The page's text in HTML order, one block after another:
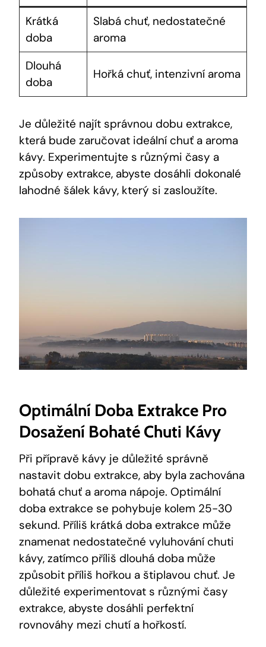
Krátká
doba
Slabá chuť, nedostatečné
aroma
Dlouhá
doba
Hořká chuť, intenzivní aroma
Je důležité najít správnou dobu extrakce,
která bude zaručovat ideální chuť a aroma
kávy. Experimentujte s různými časy a
způsoby extrakce, abyste dosáhli dokonalé
lahodné šálek kávy, který si zasloužíte.
Optimální Doba Extrakce Pro
Dosažení Bohaté Chuti Kávy
Při přípravě kávy je důležité správně
nastavit dobu extrakce, aby byla zachována
bohatá chuť a aroma nápoje. Optimální
doba extrakce se pohybuje kolem 25-30
sekund. Příliš krátká doba extrakce může
znamenat nedostatečné vyluhování chuti
kávy, zatímco příliš dlouhá doba může
způsobit příliš hořkou a štiplavou chuť. Je
důležité experimentovat s různými časy
extrakce, abyste dosáhli perfektní
rovnováhy mezi chutí a hořkostí.